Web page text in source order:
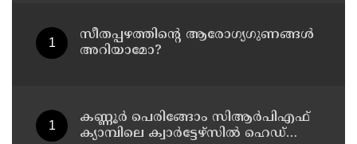
സീതപ്പഴത്തിന്റെ ആരോഗ്യഗുണങ്ങൾ
അറിയാമോ?
കണ്ണൂര്‍ പെരിങ്ങോം സിആര്‍പിഎഫ്
ക്യാമ്പിലെ ക്വാര്‍ട്ടേഴ്സില്‍ ഹെഡ്